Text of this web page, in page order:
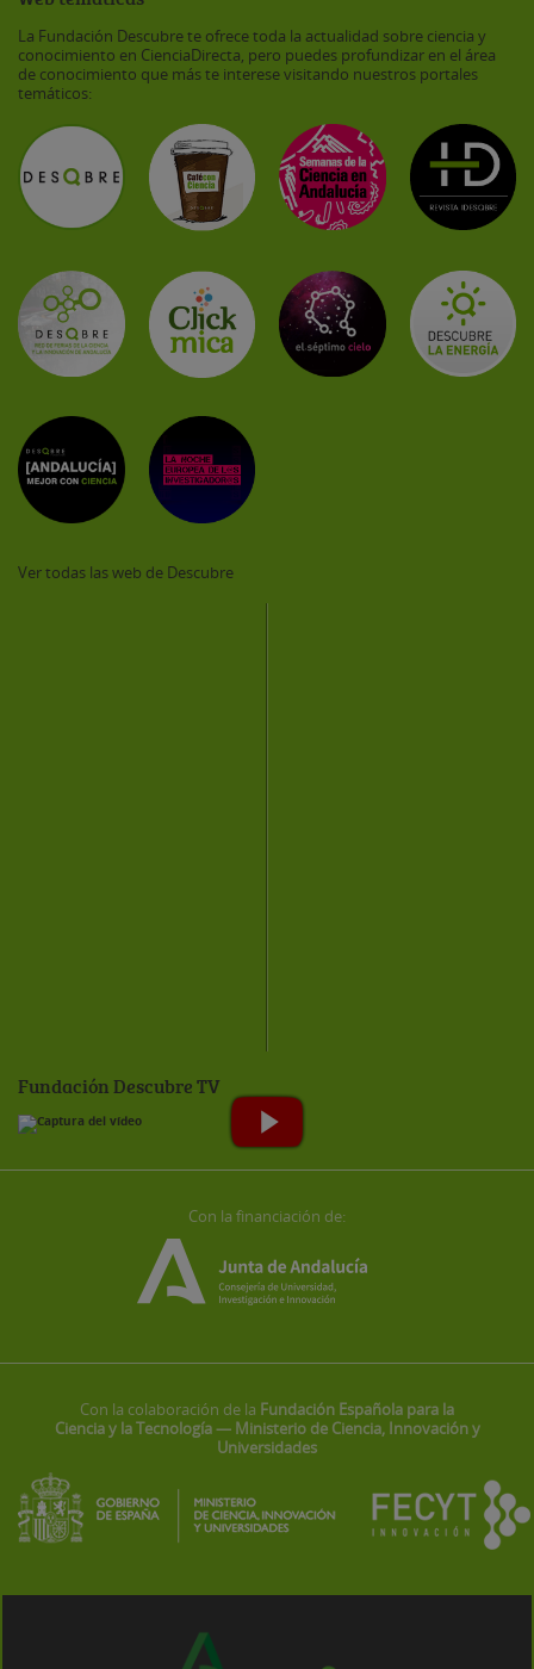
La Fundación Descubre te ofrece toda la actualidad sobre ciencia y
conocimiento en CienciaDirecta, pero puedes profundizar en el área
de conocimiento que más te interese visitando nuestros portales
temáticos:
Ver todas las web de Descubre
Fundación Descubre TV
Con la financiación de:
Con la colaboración de la Fundación Española para la
Ciencia y la Tecnología — Ministerio de Ciencia, Innovación y
Universidades